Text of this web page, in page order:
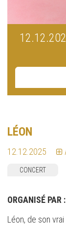
LÉON
12.12.2025
CONCERT
ORGANISÉ PAR :
Léon, de son